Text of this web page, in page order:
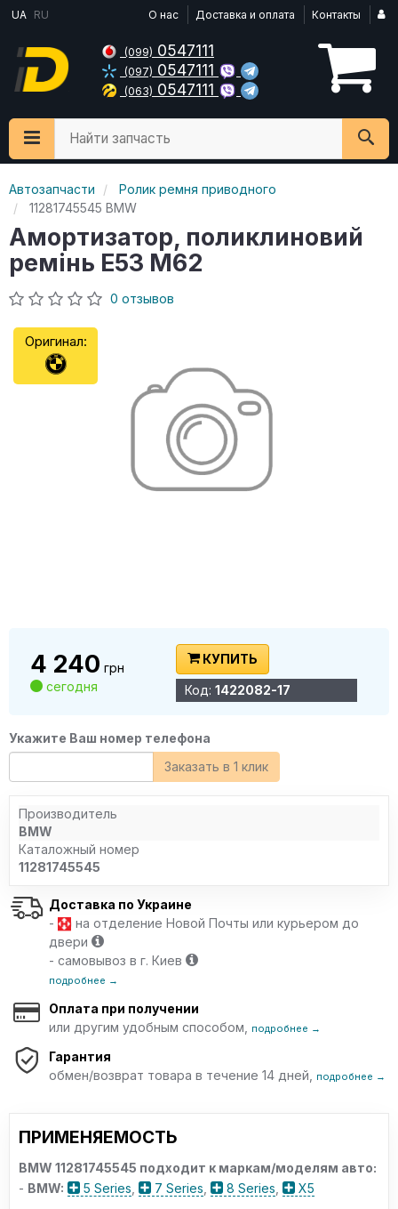
UA RU О нас Доставка и оплата Контакты
(099) 0547111
(097) 0547111
(063) 0547111
Найти запчасть
Автозапчасти
Ролик ремня приводного
11281745545 BMW
Амортизатор, поликлиновий
ремінь E53 M62
0 отзывов
Оригинал:
4 240 грн
сегодня
КУПИТЬ
Код: 1422082-17
Укажите Ваш номер телефона
Заказать в 1 клик
Производитель
BMW
Каталожный номер
11281745545
Доставка по Украине
-
на отделение Новой Почты или курьером до
двери
- самовывоз в г. Киев
подробнее →
Оплата при получении
или другим удобным способом,
подробнее →
Гарантия
обмен/возврат товара в течение 14 дней,
подробнее →
ПРИМЕНЯЕМОСТЬ
BMW 11281745545 подходит к маркам/моделям авто:
- BMW: 5 Series 7 Series 8 Series
X5